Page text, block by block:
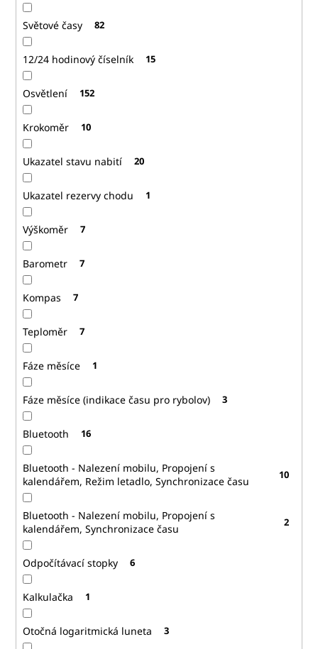
Světové časy 82
12/24 hodinový číselník 15
Osvětlení 152
Krokoměr 10
Ukazatel stavu nabití 20
Ukazatel rezervy chodu 1
Výškoměr 7
Barometr 7
Kompas 7
Teploměr 7
Fáze měsíce 1
Fáze měsíce (indikace času pro rybolov) 3
Bluetooth 16
Bluetooth - Nalezení mobilu, Propojení s
kalendářem, Režim letadlo, Synchronizace času
10
Bluetooth - Nalezení mobilu, Propojení s
kalendářem, Synchronizace času
2
Odpočítávací stopky 6
Kalkulačka 1
Otočná logaritmická luneta 3